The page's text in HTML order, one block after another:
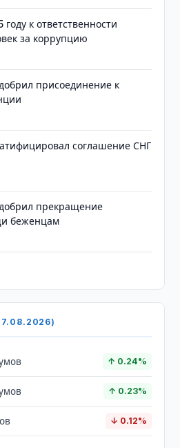
к ответственности
за коррупцию
присоединение к
соглашение СНГ
прекращение
беженцам
↑ 0.24%
↑ 0.23%
↓ 0.12%